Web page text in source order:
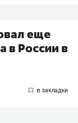
еще
в России в